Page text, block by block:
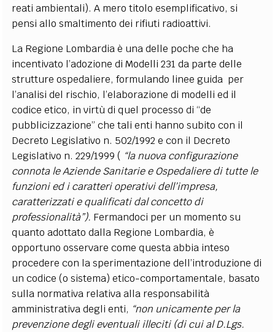
reati ambientali). A mero titolo esemplificativo, si
pensi allo smaltimento dei rifiuti radioattivi.
La Regione Lombardia è una delle poche che ha
incentivato l’adozione di Modelli 231 da parte delle
strutture ospedaliere, formulando linee guida per
l’analisi del rischio, l’elaborazione di modelli ed il
codice etico, in virtù di quel processo di “de
pubblicizzazione” che tali enti hanno subito con il
Decreto Legislativo n. 502/1992 e con il Decreto
Legislativo n. 229/1999 ( “la nuova configurazione
connota le Aziende Sanitarie e Ospedaliere di tutte le
funzioni ed i caratteri operativi dell’impresa,
caratterizzati e qualificati dal concetto di
professionalità”). Fermandoci per un momento su
quanto adottato dalla Regione Lombardia, è
opportuno osservare come questa abbia inteso
procedere con la sperimentazione dell’introduzione di
un codice (o sistema) etico-comportamentale, basato
sulla normativa relativa alla responsabilità
amministrativa degli enti, “non unicamente per la
prevenzione degli eventuali illeciti (di cui al D.Lgs.